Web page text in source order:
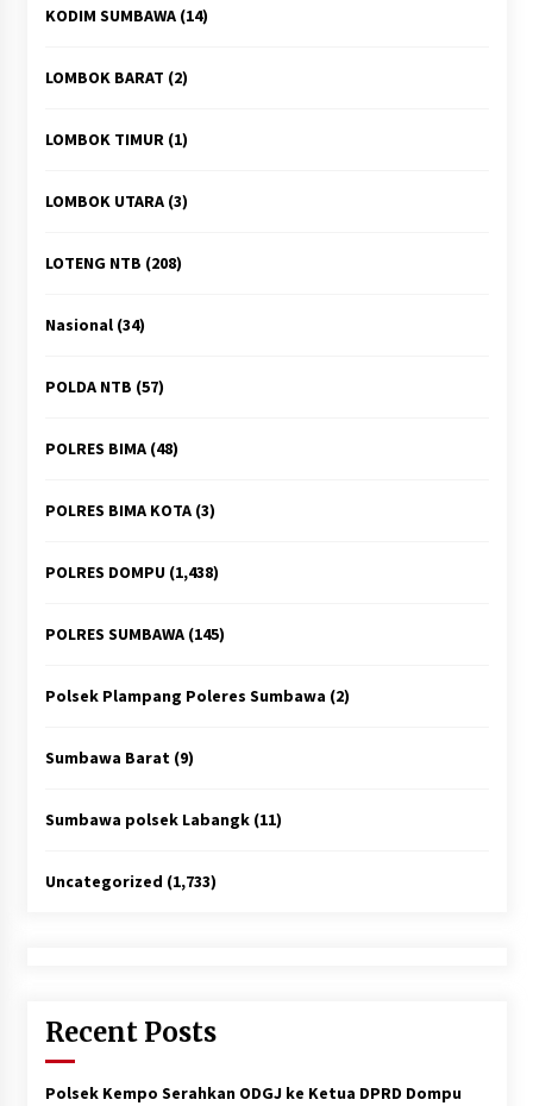
KODIM SUMBAWA(14)
LOMBOK BARAT (2)
LOMBOK TIMUR(1)
LOMBOK UTARA(3)
LOTENG NTB (208)
Nasional(34)
POLDA NTB (57)
POLRES BIMA(48)
POLRES BIMA KOTA(3)
POLRES DOMPU(1,438)
POLRES SUMBAWA(145)
Polsek Plampang Poleres Sumbawa (2)
Sumbawa Barat(9)
Sumbawa polsek Labangk(11)
Uncategorized (1,733)
Recent Posts
Polsek Kempo Serahkan ODGJ ke Ketua DPRD Dompu